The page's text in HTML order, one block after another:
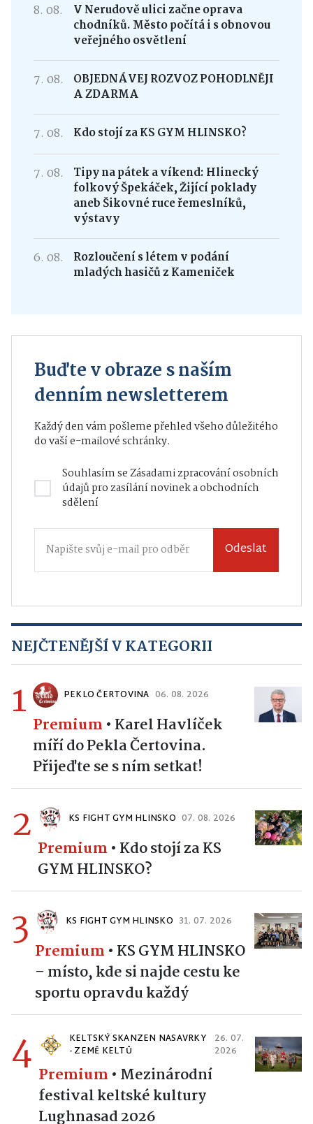
8. 08.
V Nerudově ulici začne oprava
chodníků. Město počítá i s obnovou
veřejného osvětlení
7. 08.
OBJEDNÁVEJ ROZVOZ POHODLNĚJI
A ZDARMA
7. 08. Kdo stojí za KS GYM HLINSKO?
7. 08.
Tipy na pátek a víkend: Hlinecký
folkový Špekáček, Žijící poklady
aneb Šikovné ruce řemeslníků,
výstavy
6. 08.
Rozloučení s létem v podání
mladých hasičů z Kameniček
Buďte v obraze s naším
denním newsletterem
Každý den vám pošleme přehled všeho důležitého
do vaší e-mailové schránky.
Souhlasím seZásadami zpracování osobních
údajůpro zasílání novinek a obchodních
sdělení
Odeslat
NEJČTENĚJŠÍ V KATEGORII
1 PEKLO ČERTOVINA 06. 08. 2026
Premium • Karel Havlíček
míří do Pekla Čertovina.
Přijeďte se s ním setkat!
2 KS FIGHT GYM HLINSKO 07. 08. 2026
Premium • Kdo stojí za KS
GYM HLINSKO?
3 KS FIGHT GYM HLINSKO 31. 07. 2026
Premium • KS GYM HLINSKO
– místo, kde si najde cestu ke
sportu opravdu každý
4
KELTSKÝ SKANZEN NASAVRKY
- ZEMĚ KELTŮ
26. 07.
2026
Premium • Mezinárodní
festival keltské kultury
Lughnasad 2026